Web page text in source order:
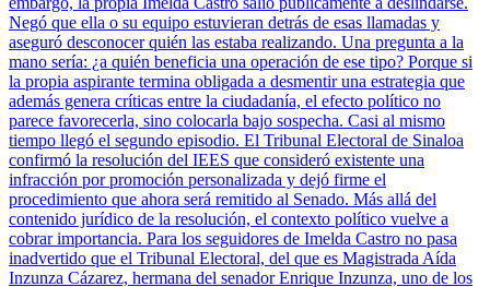
Negó que ella o su equipo estuvieran detrás de esas llamadas y
aseguró desconocer quién las estaba realizando. Una pregunta a la
mano sería: ¿a quién beneficia una operación de ese tipo? Porque si
la propia aspirante termina obligada a desmentir una estrategia que
además genera críticas entre la ciudadanía, el efecto político no
parece favorecerla, sino colocarla bajo sospecha. Casi al mismo
tiempo llegó el segundo episodio. El Tribunal Electoral de Sinaloa
confirmó la resolución del IEES que consideró existente una
infracción por promoción personalizada y dejó firme el
procedimiento que ahora será remitido al Senado. Más allá del
contenido jurídico de la resolución, el contexto político vuelve a
cobrar importancia. Para los seguidores de Imelda Castro no pasa
inadvertido que el Tribunal Electoral, del que es Magistrada Aída
Inzunza Cázarez, hermana del senador Enrique Inzunza, uno de los